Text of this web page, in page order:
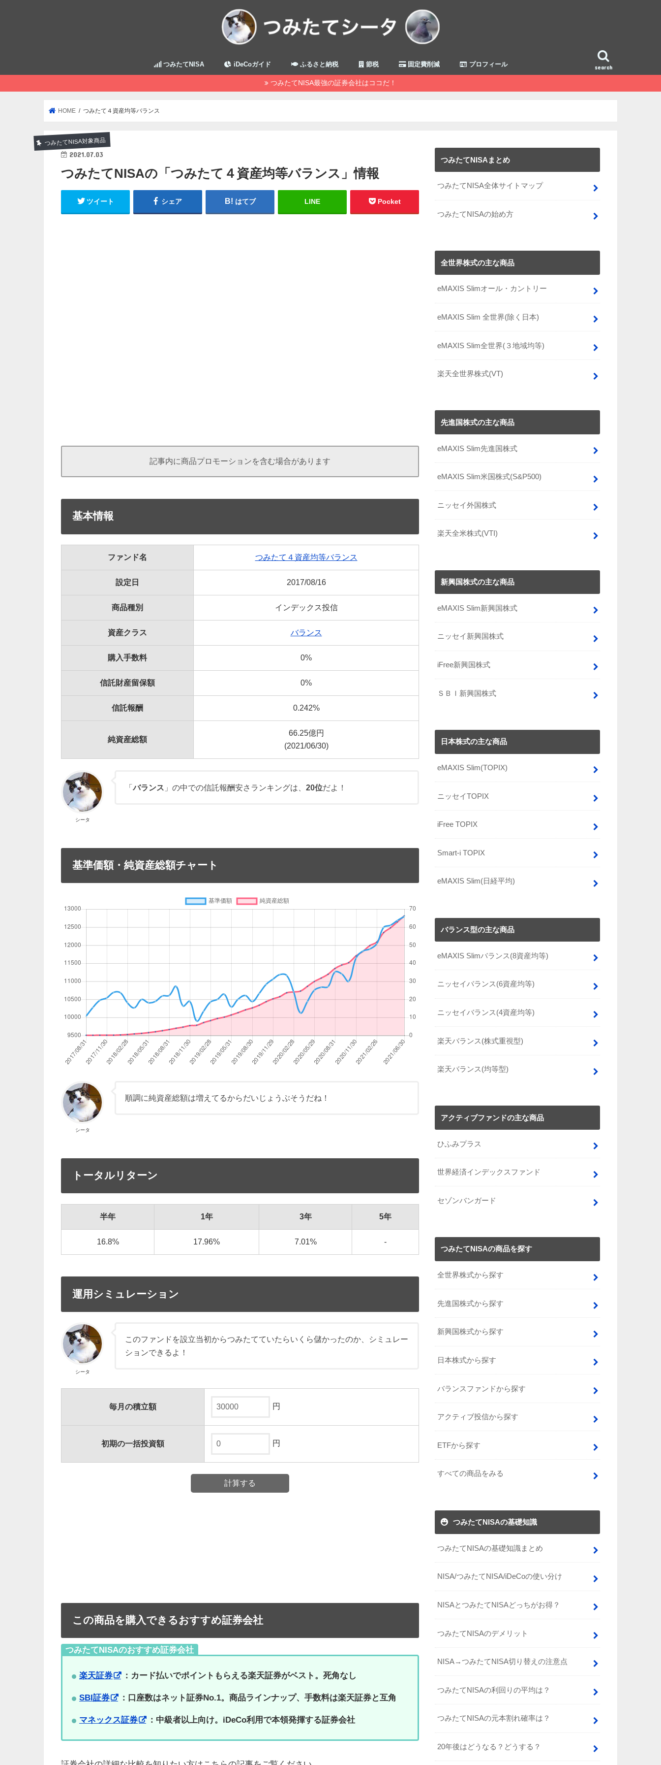
search
つみたてNISA iDeCoガイド ふるさと納税 節税 固定費削減 プロフィール
つみたてNISA最強の証券会社はココだ！
HOME つみたて４資産均等バランス
つみたてNISA対象商品
2021.07.03
つみたてNISAの「つみたて４資産均等バランス」情報
ツイート シェア はてブ LINE Pocket
記事内に商品プロモーションを含む場合があります
基本情報
ファンド名 つみたて４資産均等バランス
設定日 2017/08/16
商品種別 インデックス投信
資産クラス バランス
購入手数料 0%
信託財産留保額 0%
信託報酬 0.242%
純資産総額
66.25億円
(2021/06/30)
シータ
「バランス 」の中での信託報酬安さランキングは、20位だよ！
基準価額・純資産総額チャート
シータ
順調に純資産総額は増えてるからだいじょうぶそうだね！
トータルリターン
半年 1年 3年 5年
16.8% 17.96% 7.01% -
運用シミュレーション
シータ
このファンドを設立当初からつみたてていたらいくら儲かったのか、シミュレー
ションできるよ！
毎月の積立額 円
初期の一括投資額 円
この商品を購入できるおすすめ証券会社
つみたてNISAのおすすめ証券会社
楽天証券 ：カード払いでポイントもらえる楽天証券がベスト。死角なし
SBI証券 ：口座数はネット証券No.1。商品ラインナップ、手数料は楽天証券と互角
マネックス証券 ：中級者以上向け。iDeCo利用で本領発揮する証券会社
つみたてNISAまとめ
つみたてNISA全体サイトマップ
つみたてNISAの始め方
全世界株式の主な商品
eMAXIS Slimオール・カントリー
eMAXIS Slim 全世界(除く日本)
eMAXIS Slim全世界(３地域均等)
楽天全世界株式(VT)
先進国株式の主な商品
eMAXIS Slim先進国株式
eMAXIS Slim米国株式(S&P500)
ニッセイ外国株式
楽天全米株式(VTI)
新興国株式の主な商品
eMAXIS Slim新興国株式
ニッセイ新興国株式
iFree新興国株式
ＳＢＩ新興国株式
日本株式の主な商品
eMAXIS Slim(TOPIX)
ニッセイTOPIX
iFree TOPIX
Smart-i TOPIX
eMAXIS Slim(日経平均)
バランス型の主な商品
eMAXIS Slimバランス(8資産均等)
ニッセイバランス(6資産均等)
ニッセイバランス(4資産均等)
楽天バランス(株式重視型)
楽天バランス(均等型)
アクティブファンドの主な商品
ひふみプラス
世界経済インデックスファンド
セゾンバンガード
つみたてNISAの商品を探す
全世界株式から探す
先進国株式から探す
新興国株式から探す
日本株式から探す
バランスファンドから探す
アクティブ投信から探す
ETFから探す
すべての商品をみる
つみたてNISAの基礎知識
つみたてNISAの基礎知識まとめ
NISA/つみたてNISA/iDeCoの使い分け
NISAとつみたてNISAどっちがお得？
つみたてNISAのデメリット
NISA→つみたてNISA切り替えの注意点
つみたてNISAの利回りの平均は？
つみたてNISAの元本割れ確率は？
20年後はどうなる？どうする？